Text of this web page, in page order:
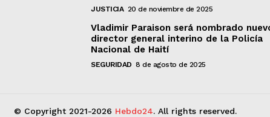
JUSTICIA 20 de noviembre de 2025
Vladimir Paraison será nombrado
director general interino de la Policía
Nacional de Haití
SEGURIDAD 8 de agosto de 2025
© Copyright 2021-2026 Hebdo24. All rights reserved.